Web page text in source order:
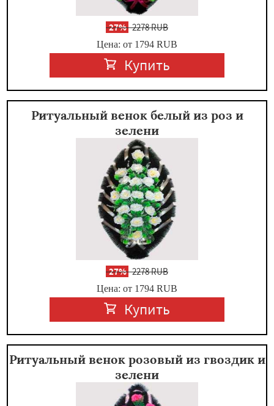
-27%2278 RUB
Цена: от 1794 RUB
Купить
Ритуальный венок белый из роз и
зелени
-27%2278 RUB
Цена: от 1794 RUB
Купить
Ритуальный венок розовый из гвоздик и
зелени